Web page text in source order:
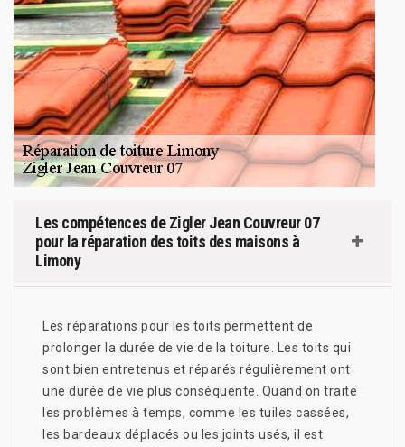
Les compétences de Zigler Jean Couvreur 07
pour la réparation des toits des maisons à
Limony
Les réparations pour les toits permettent de
prolonger la durée de vie de la toiture. Les toits qui
sont bien entretenus et réparés régulièrement ont
une durée de vie plus conséquente. Quand on traite
les problèmes à temps, comme les tuiles cassées,
les bardeaux déplacés ou les joints usés, il est